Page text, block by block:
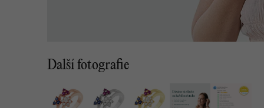
Další fotografie